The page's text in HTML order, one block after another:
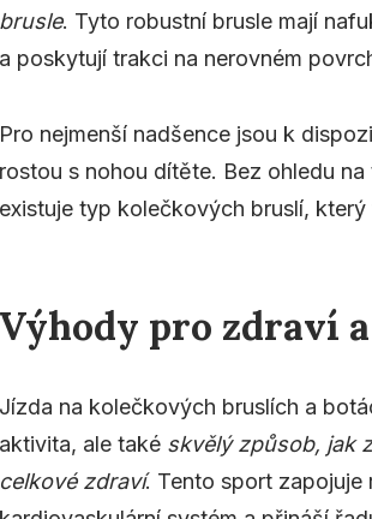
brusle. Tyto robustní brusle mají
a poskytují trakci na nerovném
Pro nejmenší nadšence jsou k
rostou s nohou dítěte. Bez ohledu
existuje typ kolečkových bruslí,
Výhody pro zdraví
Jízda na kolečkových bruslích a
aktivita, ale také skvělý způsob, jak
celkové zdraví. Tento sport zapojuje